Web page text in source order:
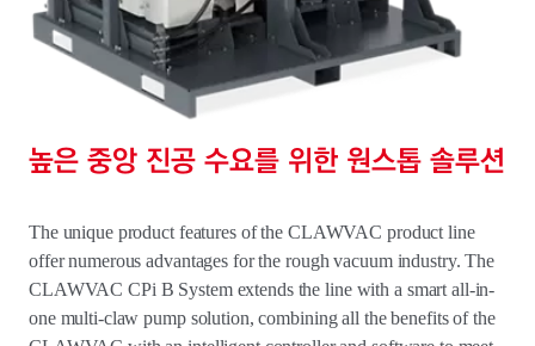
높은 중앙 진공 수요를 위한 원스톱 솔루션
The unique product features of the CLAWVAC product line
offer numerous advantages for the rough vacuum industry. The
CLAWVAC CPi B System extends the line with a smart all-in-
one multi-claw pump solution, combining all the benefits of the